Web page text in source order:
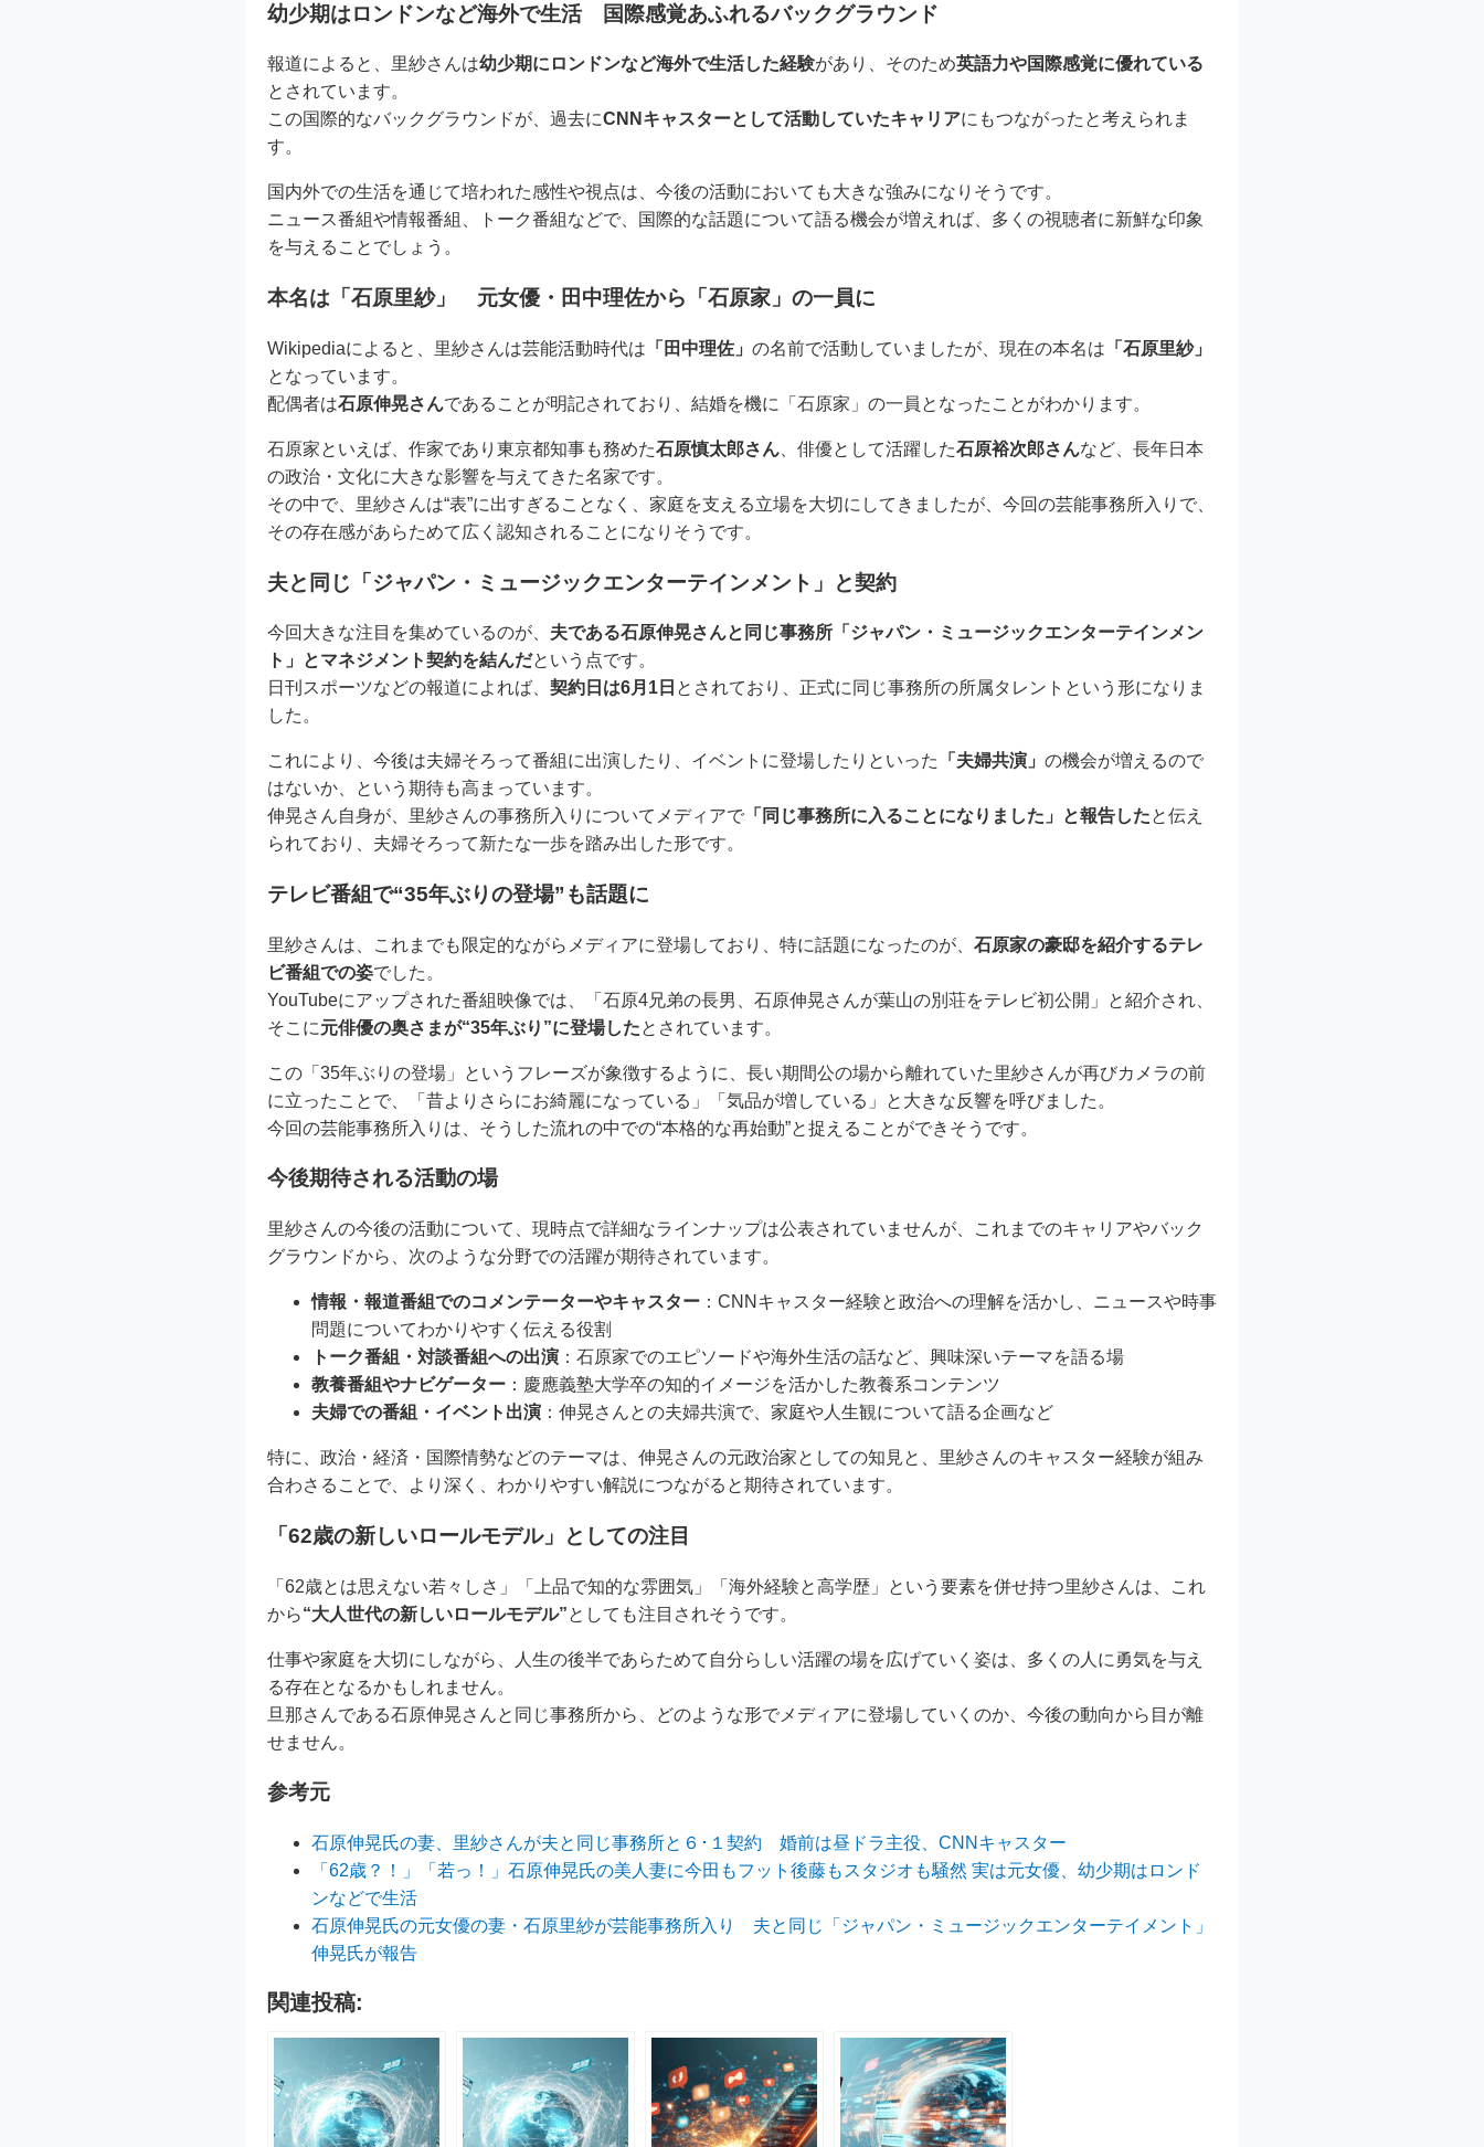
幼少期はロンドンなど海外で生活 国際感覚あふれるバックグラウンド
報道によると、里紗さんは幼少期にロンドンなど海外で生活した経験があり、そのため英語力や国際感覚に優れている
とされています。
この国際的なバックグラウンドが、過去にCNNキャスターとして活動していたキャリアにもつながったと考えられま
す。
国内外での生活を通じて培われた感性や視点は、今後の活動においても大きな強みになりそうです。
ニュース番組や情報番組、トーク番組などで、国際的な話題について語る機会が増えれば、多くの視聴者に新鮮な印象
を与えることでしょう。
本名は「石原里紗」 元女優・田中理佐から「石原家」の一員に
Wikipediaによると、里紗さんは芸能活動時代は 「田中理佐」 の名前で活動していましたが、現在の本名は 「石原里紗」
となっています。
配偶者は石原伸晃さんであることが明記されており、結婚を機に「石原家」の一員となったことがわかります。
石原家といえば、作家であり東京都知事も務めた石原慎太郎さん 、俳優として活躍した石原裕次郎さんなど、長年日本
の政治・文化に大きな影響を与えてきた名家です。
その中で、里紗さんは“表”に出すぎることなく、家庭を支える立場を大切にしてきましたが、今回の芸能事務所入りで、
その存在感があらためて広く認知されることになりそうです。
夫と同じ「ジャパン・ミュージックエンターテインメント」と契約
今回大きな注目を集めているのが、 夫である石原伸晃さんと同じ事務所「ジャパン・ミュージックエンターテインメン
ト」とマネジメント契約を結んだという点です。
日刊スポーツなどの報道によれば、 契約日は6月1日 とされており、正式に同じ事務所の所属タレントという形になりま
した。
これにより、今後は夫婦そろって番組に出演したり、イベントに登場したりといった 「夫婦共演」 の機会が増えるので
はないか、という期待も高まっています。
伸晃さん自身が、里紗さんの事務所入りについてメディアで 「同じ事務所に入ることになりました」と報告したと伝え
られており、夫婦そろって新たな一歩を踏み出した形です。
テレビ番組で“35年ぶりの登場”も話題に
里紗さんは、これまでも限定的ながらメディアに登場しており、特に話題になったのが、 石原家の豪邸を紹介するテレ
ビ番組での姿でした。
YouTubeにアップされた番組映像では、「石原4兄弟の長男、石原伸晃さんが葉山の別荘をテレビ初公開」と紹介され、
そこに元俳優の奥さまが“35年ぶり”に登場したとされています。
この「35年ぶりの登場」というフレーズが象徴するように、長い期間公の場から離れていた里紗さんが再びカメラの前
に立ったことで、「昔よりさらにお綺麗になっている」「気品が増している」と大きな反響を呼びました。
今回の芸能事務所入りは、そうした流れの中での“本格的な再始動”と捉えることができそうです。
今後期待される活動の場
里紗さんの今後の活動について、現時点で詳細なラインナップは公表されていませんが、これまでのキャリアやバック
グラウンドから、次のような分野での活躍が期待されています。
情報・報道番組でのコメンテーターやキャスター ：CNNキャスター経験と政治への理解を活かし、ニュースや時事
問題についてわかりやすく伝える役割
トーク番組・対談番組への出演 ：石原家でのエピソードや海外生活の話など、興味深いテーマを語る場
教養番組やナビゲーター ：慶應義塾大学卒の知的イメージを活かした教養系コンテンツ
夫婦での番組・イベント出演 ：伸晃さんとの夫婦共演で、家庭や人生観について語る企画など
特に、政治・経済・国際情勢などのテーマは、伸晃さんの元政治家としての知見と、里紗さんのキャスター経験が組み
合わさることで、より深く、わかりやすい解説につながると期待されています。
「62歳の新しいロールモデル」としての注目
「62歳とは思えない若々しさ」「上品で知的な雰囲気」「海外経験と高学歴」という要素を併せ持つ里紗さんは、これ
から“大人世代の新しいロールモデル”としても注目されそうです。
仕事や家庭を大切にしながら、人生の後半であらためて自分らしい活躍の場を広げていく姿は、多くの人に勇気を与え
る存在となるかもしれません。
旦那さんである石原伸晃さんと同じ事務所から、どのような形でメディアに登場していくのか、今後の動向から目が離
せません。
参考元
石原伸晃氏の妻、里紗さんが夫と同じ事務所と６･１契約 婚前は昼ドラ主役、CNNキャスター
「62歳？！」「若っ！」石原伸晃氏の美人妻に今田もフット後藤もスタジオも騒然 実は元女優、幼少期はロンド
ンなどで生活
石原伸晃氏の元女優の妻・石原里紗が芸能事務所入り 夫と同じ「ジャパン・ミュージックエンターテイメント」
伸晃氏が報告
関連投稿: